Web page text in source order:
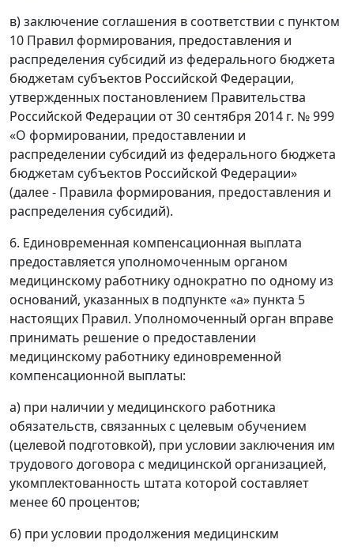
в) заключение соглашения в соответствии с пунктом
10 Правил формирования, предоставления и
распределения субсидий из федерального бюджета
бюджетам субъектов Российской Федерации,
утвержденных постановлением Правительства
Российской Федерации от 30 сентября 2014 г. № 999
«О формировании, предоставлении и
распределении субсидий из федерального бюджета
бюджетам субъектов Российской Федерации»
(далее - Правила формирования, предоставления и
распределения субсидий).
6. Единовременная компенсационная выплата
предоставляется уполномоченным органом
медицинскому работнику однократно по одному из
оснований, указанных в подпункте «а» пункта 5
настоящих Правил. Уполномоченный орган вправе
принимать решение о предоставлении
медицинскому работнику единовременной
компенсационной выплаты:
а) при наличии у медицинского работника
обязательств, связанных с целевым обучением
(целевой подготовкой), при условии заключения им
трудового договора с медицинской организацией,
укомплектованность штата которой составляет
менее 60 процентов;
б) при условии продолжения медицинским